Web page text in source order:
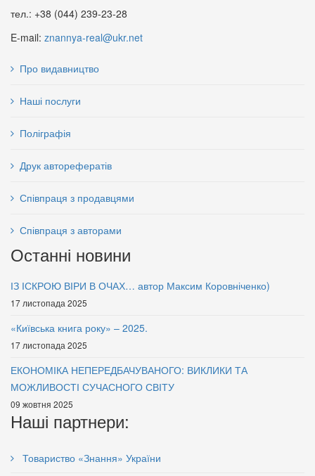
Посібник
60 грн.
Бєрєгиння мудрості,
тел.: +38 (044) 239-23-28
E-mail: znannya-real@ukr.net
Про видавництво
Наші послуги
Поліграфія
Друк авторефератів
Співпраця з продавцями
Співпраця з авторами
Останні новини
ІЗ ІСКРОЮ ВІРИ В ОЧАХ… автор Максим Коровніченко)
17 листопада 2025
«Київська книга року» – 2025.
17 листопада 2025
ЕКОНОМІКА НЕПЕРЕДБАЧУВАНОГО: ВИКЛИКИ ТА
МОЖЛИВОСТІ СУЧАСНОГО СВІТУ
09 жовтня 2025
Наші партнери:
Товариство «Знання» України